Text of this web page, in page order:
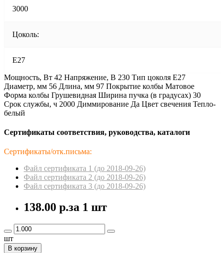
3000
Цоколь:
E27
Мощность, Вт 42 Напряжение, В 230 Тип цоколя E27
Диаметр, мм 56 Длина, мм 97 Покрытие колбы Матовое
Форма колбы Грушевидная Ширина пучка (в градусах) 30
Срок службы, ч 2000 Диммирование Да Цвет свечения Тепло-
белый
Сертификаты соответствия, руководства, каталоги
Сертификаты/отк.письма:
Файл сертификата 1 (до 2018-09-26)
Файл сертификата 2 (до 2018-09-26)
Файл сертификата 3 (до 2018-09-26)
138.00 р.за 1 шт
шт
В корзину